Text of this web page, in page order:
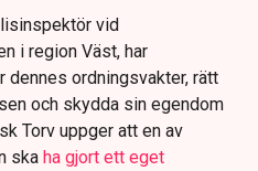
vid
i region Väst, har
dennes ordningsvakter, rätt
och skydda sin egendom
Torv uppger att en av
ska ha gjort ett eget